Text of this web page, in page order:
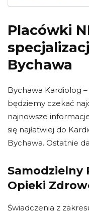
Placówki
Bychawa
Bychawa Kardiolog
będziemy czekać
najnowsze
się najłatwiej do
Bychawa. Ostatnie
Samodzielny
Opieki
Świadczenia z